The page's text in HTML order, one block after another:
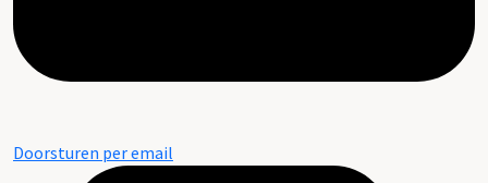
Doorsturen per email